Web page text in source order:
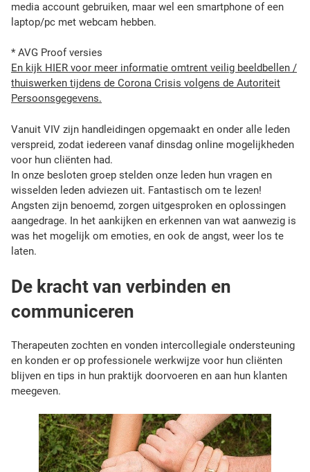
e
media account gebruiken, maar wel een smartphone of een
laptop/pc met webcam hebben.
* AVG Proof versies
En kijk HIER voor meer informatie omtrent veilig beeldbellen /
thuiswerken tijdens de Corona Crisis volgens de Autoriteit
Persoonsgegevens.
Vanuit VIV zijn handleidingen opgemaakt en onder alle leden
verspreid, zodat iedereen vanaf dinsdag online mogelijkheden
voor hun cliënten had.
In onze besloten groep stelden onze leden hun vragen en
wisselden leden adviezen uit. Fantastisch om te lezen!
Angsten zijn benoemd, zorgen uitgesproken en oplossingen
aangedrage. In het aankijken en erkennen van wat aanwezig is
was het mogelijk om emoties, en ook de angst, weer los te
laten.
De kracht van verbinden en
communiceren
Therapeuten zochten en vonden intercollegiale ondersteuning
en konden er op professionele werkwijze voor hun cliënten
blijven en tips in hun praktijk doorvoeren en aan hun klanten
meegeven.